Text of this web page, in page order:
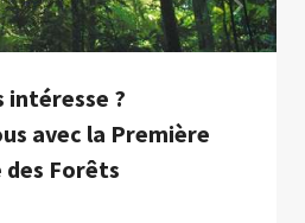
intéresse ?
avec la Première
des Forêts